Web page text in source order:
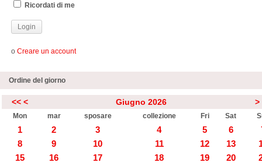
Ricordati di me
o Creare un account
Ordine del giorno
<< < Giugno 2026 >
Mon mar sposare collezione Fri Sat
1 2 3 4 5 6
8
9 10 11 12 13
15
16 17 18 19 20